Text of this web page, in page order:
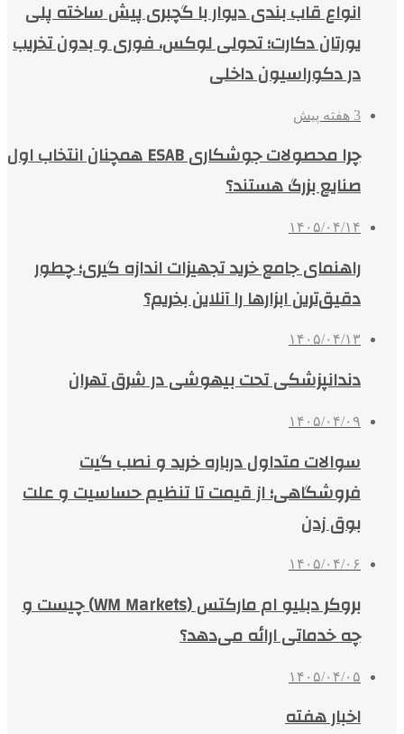
انواع قاب بندی دیوار با گچبری پیش ساخته پلی
یورتان دکارت؛ تحولی لوکس، فوری و بدون تخریب
در دکوراسیون داخلی
3 هفته پیش
چرا محصولات جوشکاری ESAB همچنان انتخاب اول
صنایع بزرگ هستند؟
۱۴۰۵/۰۴/۱۴
راهنمای جامع خرید تجهیزات اندازه گیری؛ چطور
دقیق‌ترین ابزارها را آنلاین بخریم؟
۱۴۰۵/۰۴/۱۳
دندانپزشکی تحت بیهوشی در شرق تهران
۱۴۰۵/۰۴/۰۹
سوالات متداول درباره خرید و نصب گیت
فروشگاهی؛ از قیمت تا تنظیم حساسیت و علت
بوق زدن
۱۴۰۵/۰۴/۰۶
بروکر دبلیو ام مارکتس (WM Markets) چیست و
چه خدماتی ارائه می‌دهد؟
۱۴۰۵/۰۴/۰۵
اخبار هفته